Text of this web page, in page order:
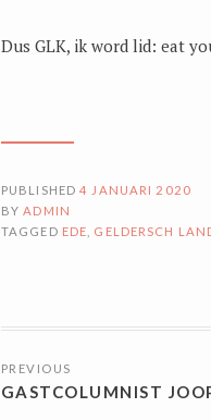
Dus GLK, ik word lid: eat
PUBLISHED4 JANUARI 2020
BYADMIN
TAGGED EDE GELDERSCH
PREVIOUS
GASTCOLUMNIST